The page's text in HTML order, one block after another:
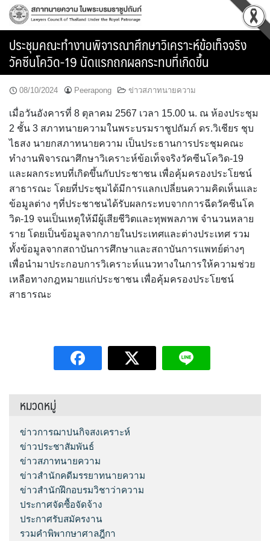
Skip
ประชุมคณะทำงานพิจารณาศึกษาวิเคราะห์ข้อเท็จจริง
วัคซีนโควิด-19 นัดแรกถกผลกระทบที่เกิดขึ้น
08/10/2024 Peerapong ข่าวสภาทนายความ
เมื่อวันอังคารที่ 8 ตุลาคม 2567 เวลา 15.00 น. ณ ห้องประชุม
2 ชั้น 3 สภาทนายความในพระบรมราชูปถัมภ์ ดร.วิเชียร ชุบ
ไธสง นายกสภาทนายความ เป็นประธานการประชุมคณะ
ทำงานพิจารณาศึกษาวิเคราะห์ข้อเท็จจริงวัคซีนโควิด-19
และผลกระทบที่เกิดขึ้นกับประชาชน เพื่อคุ้มครองประโยชน์
สาธารณะ โดยที่ประชุมได้มีการแลกเปลี่ยนความคิดเห็นและ
ข้อมูลต่าง ๆที่ประชาชนได้รับผลกระทบจากการฉีดวัคซีนโค
วิด-19 จนเป็นเหตุให้มีผู้เสียชีวิตและทุพพลภาพ จำนวนหลาย
ราย โดยเป็นข้อมูลจากภายในประเทศและต่างประเทศ รวม
ทั้งข้อมูลจากสถาบันการศึกษาและสถาบันการแพทย์ต่างๆ
เพื่อนำมาประกอบการวิเคราะห์แนวทางในการให้ความช่วย
เหลือทางกฎหมายแก่ประชาชน เพื่อคุ้มครองประโยชน์
สาธารณะ
หมวดหมู่
ข่าวการฌาปนกิจสงเคราะห์
ข่าวประชาสัมพันธ์
ข่าวสภาทนายความ
ข่าวสำนักคดีมรรยาทนายความ
ข่าวสำนักฝึกอบรมวิชาว่าความ
ประกาศจัดซื้อจัดจ้าง
ประกาศรับสมัครงาน
รวมคำพิพากษาศาลฎีกา